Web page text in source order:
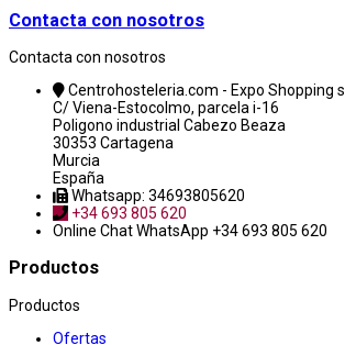
Contacta con nosotros
Contacta con nosotros
Centrohosteleria.com - Expo Shopping sl
C/ Viena-Estocolmo, parcela i-16
Poligono industrial Cabezo Beaza
30353 Cartagena
Murcia
España
Whatsapp: 34693805620
+34 693 805 620
Online ChatWhatsApp +34 693 805 620
Productos
Productos
Ofertas